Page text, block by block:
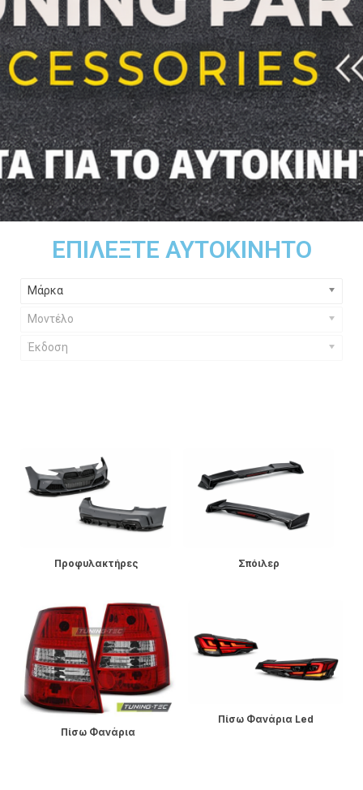
ΕΠΙΛΈΞΤΕ ΑΥΤΟΚΊΝΗΤΟ
Μάρκα
Μοντέλο
Έκδοση
Προφυλακτήρες Σπόιλερ
Πίσω Φανάρια
Πίσω Φανάρια Led